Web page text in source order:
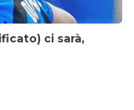
ci sarà,